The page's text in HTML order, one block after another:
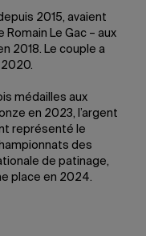
2015, avaient
Le Gac – aux
2018. Le couple a
médailles aux
en 2023, l’argent
représenté le
des
de patinage,
place en 2024.